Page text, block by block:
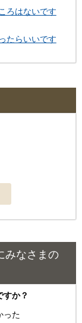
ろはないです
たらいいです
みなさまの
すか？
った